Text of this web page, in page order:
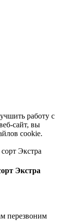
работу с
сайт, вы
cookie.
Экстра
перезвоним